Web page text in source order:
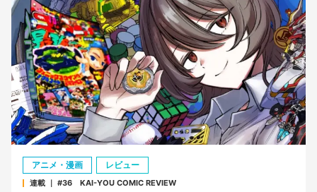
アニメ・漫画 レビュー
連載 ｜ #36 KAI-YOU COMIC REVIEW